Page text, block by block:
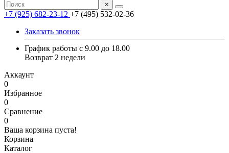
×
+7 (925) 682-23-12 +7 (495) 532-02-36
Заказать звонок
График работы с 9.00 до 18.00
Возврат 2 недели
Аккаунт
0
Избранное
0
Сравнение
0
Ваша корзина пуста!
Корзина
Каталог